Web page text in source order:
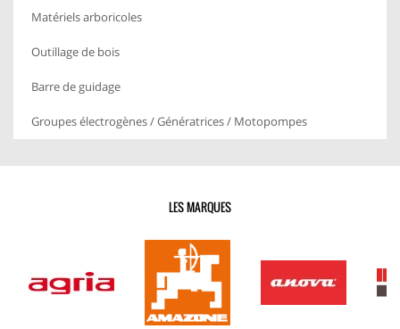
Matériels arboricoles
Outillage de bois
Barre de guidage
Groupes électrogènes / Génératrices / Motopompes
LES MARQUES